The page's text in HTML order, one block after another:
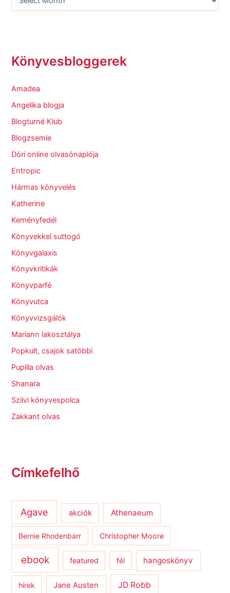
Könyvesbloggerek
Amadea
Angelika blogja
Blogturné Klub
Blogzsemle
Dóri online olvasónaplója
Entropic
Hármas könyvelés
Katherine
Keményfedél
Könyvekkel suttogó
Könyvgalaxis
Könyvkritikák
Könyvparfé
Könyvutca
Könyvvizsgálók
Mariann lakosztálya
Popkult, csajok satöbbi
Pupilla olvas
Shanara
Szilvi könyvespolca
Zakkant olvas
Címkefelhő
Agave akciók Athenaeum
Bernie Rhodenbarr Christopher Moore
ebook featured fél hangoskönyv
hírek Jane Austen JD Robb